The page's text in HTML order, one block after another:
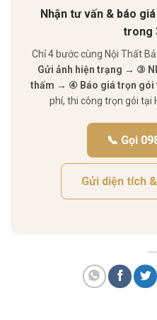
Nhận tư vấn & báo
trong
Chỉ 4 bước cùng Nội Thất
Gửi ảnh hiện trạng → ③
thấm → ④ Báo giá trọn gói
phí, thi công trọn gói tại
📞 Gọi
Gửi diện tích